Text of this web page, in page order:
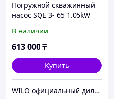
Погружной скважинный
насос SQE 3- 65 1.05kW
В наличии
613 000₸
Купить
WILO официальный дилер ТОО МАМОНТ